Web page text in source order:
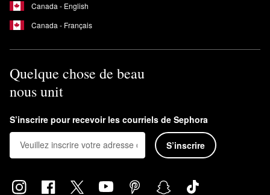
Canada - English
Canada - Français
Quelque chose de beau
nous unit
S’inscrire pour recevoir les courriels de Sephora
S’inscrire